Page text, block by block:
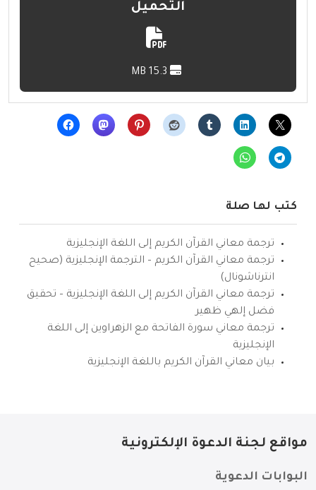
التحميل
كتب لها صلة
ترجمة معاني القرآن الكريم إلى اللغة الإنجليزية
ترجمة معاني القرآن الكريم – الترجمة الإنجليزية (صحيح
انترناشونال)
ترجمة معاني القرآن الكريم إلى اللغة الإنجليزية – تحقيق
فضل إلهي ظهير
ترجمة معاني سورة الفاتحة مع الزهراوين إلى اللغة
الإنجليزية
بيان معاني القرآن الكريم باللغة الإنجليزية
مواقع لجنة الدعوة الإلكترونية
البوابات الدعوية